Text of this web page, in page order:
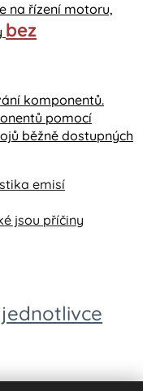
na řízení motoru,
bez
komponentů.
pomocí
běžně dostupných
emisí
jsou příčiny